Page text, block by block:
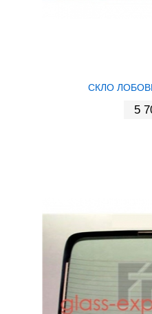
СКЛО
5